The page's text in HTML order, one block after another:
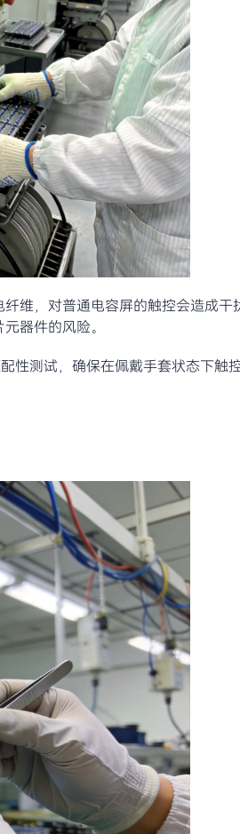
维，对普通电容屏的触控会造成干
器件的风险。
性测试，确保在佩戴手套状态下触